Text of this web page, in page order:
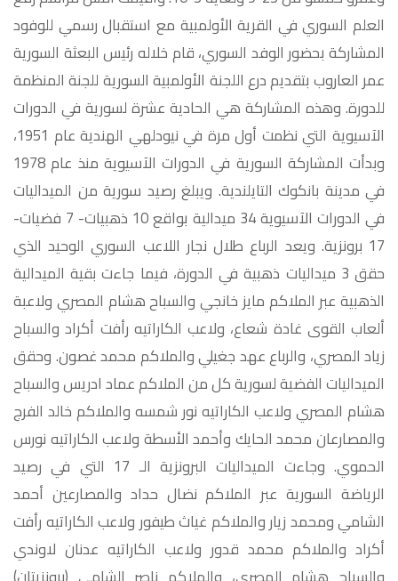
العلم السوري في القرية الأولمبية مع استقبال رسمي للوفود
المشاركة بحضور الوفد السوري، قام خلاله رئيس البعثة السورية
عمر العاروب بتقديم درع اللجنة الأولمبية السورية للجنة المنظمة
للدورة. وهذه المشاركة هي الحادية عشرة لسورية في الدورات
الآسيوية التي نظمت أول مرة في نيودلهي الهندية عام 1951،
وبدأت المشاركة السورية في الدورات الآسيوية منذ عام 1978
في مدينة بانكوك التايلندية. ويبلغ رصيد سورية من الميداليات
في الدورات الآسيوية 34 ميدالية بواقع 10 ذهبيات- 7 فضيات-
17 برونزية. ويعد الرباع طلال نجار اللاعب السوري الوحيد الذي
حقق 3 ميداليات ذهبية في الدورة، فيما جاءت بقية الميدالية
الذهبية عبر الملاكم مايز خانجي والسباح هشام المصري ولاعبة
ألعاب القوى غادة شعاع، ولاعب الكاراتيه رأفت أكراد والسباح
زياد المصري، والرباع عهد جغيلي والملاكم محمد غصون. وحقق
الميداليات الفضية لسورية كل من الملاكم عماد ادريس والسباح
هشام المصري ولاعب الكاراتيه نور شمسه والملاكم خالد الفرج
والمصارعان محمد الحايك وأحمد الأسطة ولاعب الكاراتيه نورس
الحموي. وجاءت الميداليات البرونزية الـ 17 التي في رصيد
الرياضة السورية عبر الملاكم نضال حداد والمصارعين أحمد
الشامي ومحمد زيار والملاكم غياث طيفور ولاعب الكاراتيه رأفت
أكراد والملاكم محمد قدور ولاعب الكاراتيه عدنان لاوندي